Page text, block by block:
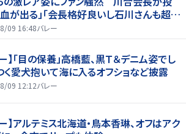
が出る」「会長格好良いし石川さんも超格
09 16:48バレー
】「目の保養」高橋藍、黒Ｔ＆デニム姿でし
愛犬抱いて海に入るオフショなど披露
09 12:12バレー
】アルテミス北海道・鳥本香琳、オフはアク